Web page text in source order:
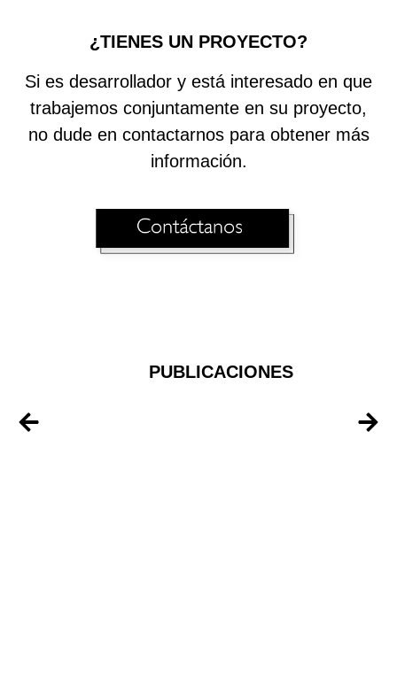
¿TIENES UN PROYECTO?
Si es desarrollador y está interesado en que
trabajemos conjuntamente en su proyecto,
no dude en contactarnos para obtener más
información.
PUBLICACIONES